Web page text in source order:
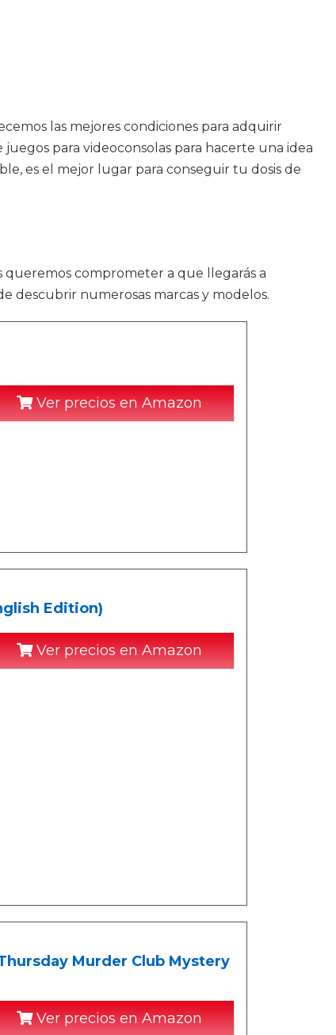
las mejores condiciones para adquirir
para videoconsolas para hacerte una idea
es el mejor lugar para conseguir tu dosis de
queremos comprometer a que llegarás a
descubrir numerosas marcas y modelos.
Ver precios en Amazon
Edition)
Ver precios en Amazon
Murder Club Mystery
Ver precios en Amazon